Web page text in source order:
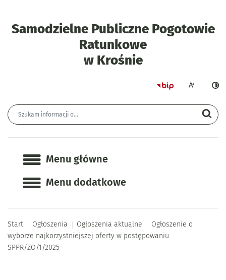
Samodzielne Publiczne Pogotowie
Ratunkowe
w Krośnie-
StronaWiększa
Wyszukiwarka
Menu główne
Menu główne
Menu dodatkowe
Start Ogłoszenia Ogłoszenia aktualne
Ogłoszenie o
wyborze najkorzystniejszej oferty w postępowaniu
SPPR/ZO/1/2025